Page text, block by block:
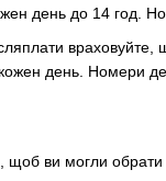
день до 14 год.
кожен
щоб ви могли